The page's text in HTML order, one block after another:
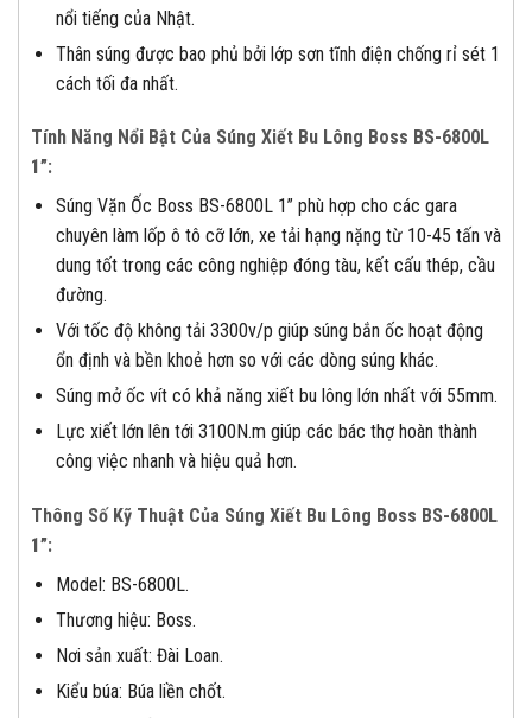
nổi tiếng của Nhật.
Thân súng được bao phủ bởi lớp sơn tĩnh điện chống rỉ sét 1
cách tối đa nhất.
Tính Năng Nổi Bật Của Súng Xiết Bu Lông Boss BS-6800L
1”:
Súng Vặn Ốc Boss BS-6800L 1” phù hợp cho các gara
chuyên làm lốp ô tô cỡ lớn, xe tải hạng nặng từ 10-45 tấn và
dung tốt trong các công nghiệp đóng tàu, kết cấu thép, cầu
đường.
Với tốc độ không tải 3300v/p giúp súng bắn ốc hoạt động
ổn định và bền khoẻ hơn so với các dòng súng khác.
Súng mở ốc vít có khả năng xiết bu lông lớn nhất với 55mm.
Lực xiết lớn lên tới 3100N.m giúp các bác thợ hoàn thành
công việc nhanh và hiệu quả hơn.
Thông Số Kỹ Thuật Của Súng Xiết Bu Lông Boss BS-6800L
1”:
Model: BS-6800L.
Thương hiệu: Boss.
Nơi sản xuất: Đài Loan.
Kiểu búa: Búa liền chốt.